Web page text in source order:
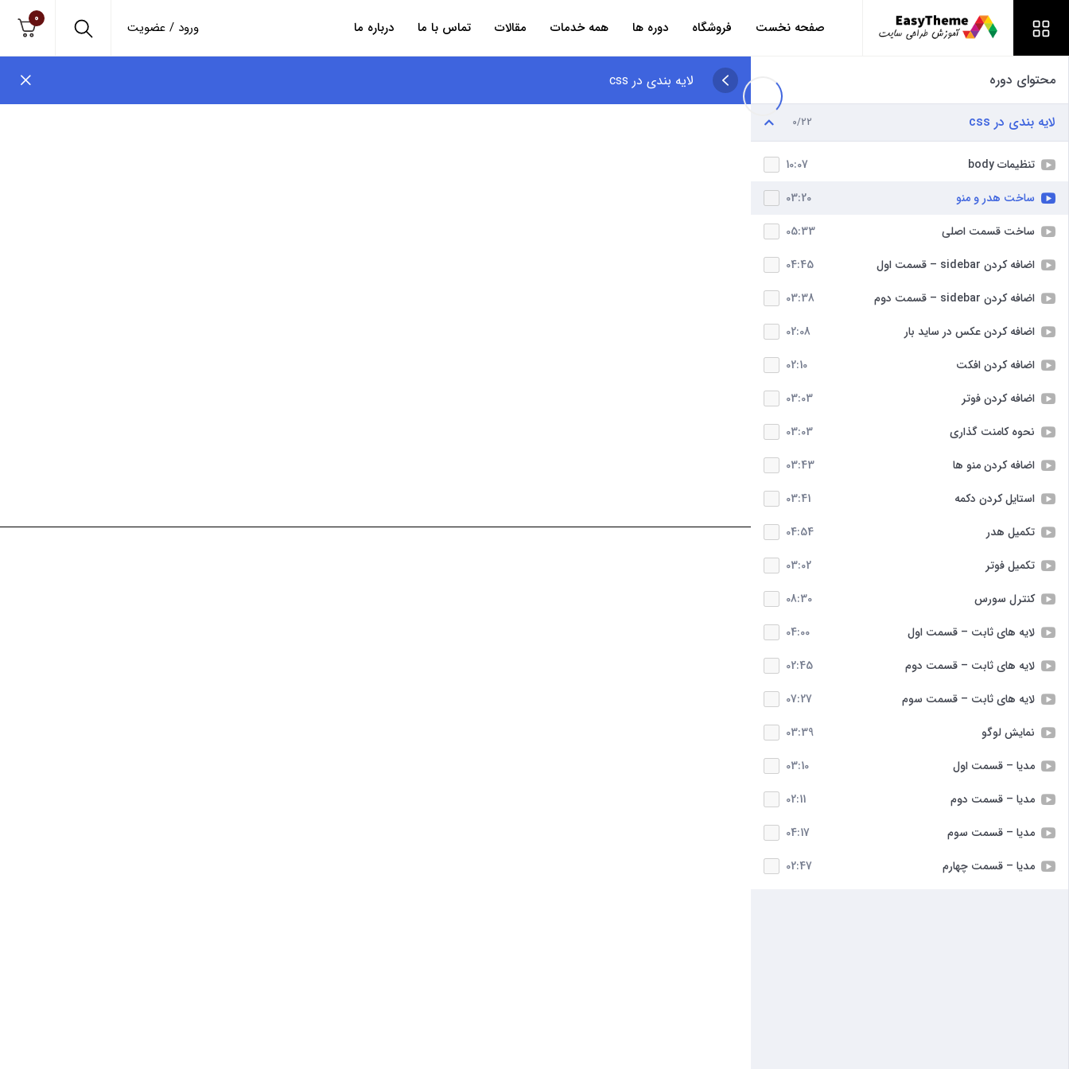
صفحه نخست فروشگاه دوره ها همه خدمات مقالات تماس با ما درباره ما ورود / عضویت
0
محتوای دوره
لایه بندی در css 0/22
تنظیمات body
10:07
ساخت هدر و منو
03:20
ساخت قسمت اصلی
05:33
اضافه کردن sidebar – قسمت اول
04:45
اضافه کردن sidebar – قسمت دوم
03:38
اضافه کردن عکس در ساید بار
02:08
اضافه کردن افکت
02:10
اضافه کردن فوتر
03:03
نحوه کامنت گذاری
03:03
اضافه کردن منو ها
03:43
استایل کردن دکمه
03:41
تکمیل هدر
04:54
تکمیل فوتر
03:02
کنترل سورس
08:30
لایه های ثابت – قسمت اول
04:00
لایه های ثابت – قسمت دوم
02:45
لایه های ثابت – قسمت سوم
07:27
نمایش لوگو
03:39
مدیا – قسمت اول
03:10
مدیا – قسمت دوم
02:11
مدیا – قسمت سوم
04:17
مدیا – قسمت چهارم
02:47
لایه بندی در css